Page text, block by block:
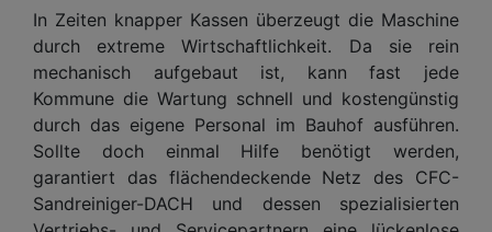
In Zeiten knapper Kassen überzeugt die Maschine
durch extreme Wirtschaftlichkeit. Da sie rein
mechanisch aufgebaut ist, kann fast jede
Kommune die Wartung schnell und kostengünstig
durch das eigene Personal im Bauhof ausführen.
Sollte doch einmal Hilfe benötigt werden,
garantiert das flächendeckende Netz des CFC-
Sandreiniger-DACH und dessen spezialisierten